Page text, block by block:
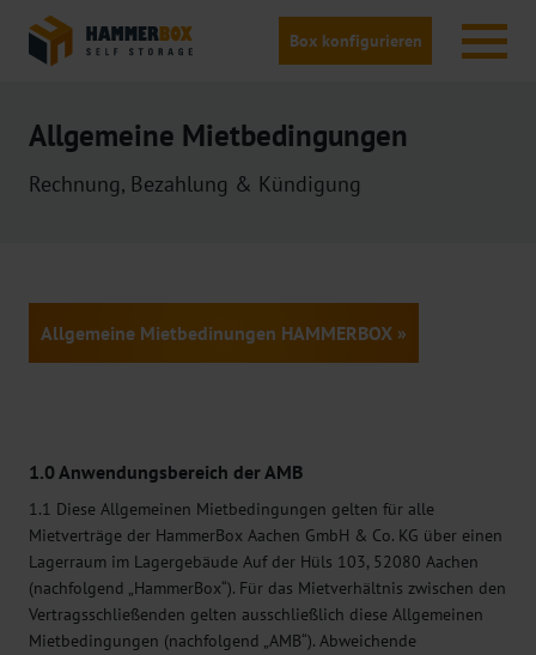
Box konfigurieren
Allgemeine Mietbedingungen
Rechnung, Bezahlung & Kündigung
Allgemeine Mietbedinungen HAMMERBOX »
1.0 Anwendungsbereich der AMB
1.1 Diese Allgemeinen Mietbedingungen gelten für alle
Mietverträge der HammerBox Aachen GmbH & Co. KG über einen
Lagerraum im Lagergebäude Auf der Hüls 103, 52080 Aachen
(nachfolgend „HammerBox“). Für das Mietverhältnis zwischen den
Vertragsschließenden gelten ausschließlich diese Allgemeinen
Mietbedingungen (nachfolgend „AMB“). Abweichende